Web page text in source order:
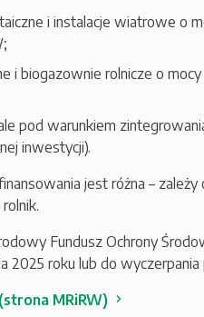
i instalacje wiatrowe o
i biogazownie rolnicze o
pod warunkiem
inwestycji).
jest różna –
Fundusz Ochrony
2025 roku lub do wyczerpania
MRiRW)